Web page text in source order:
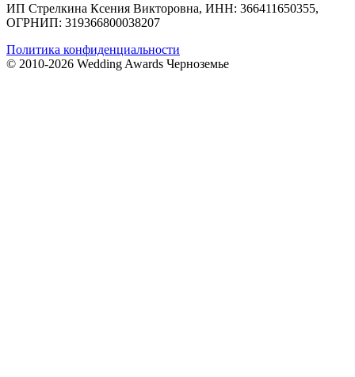
ИП Стрелкина Ксения Викторовна, ИНН: 366411650355,
ОГРНИП: 319366800038207
Политика конфиденциальности
© 2010-2026 Wedding Awards Черноземье